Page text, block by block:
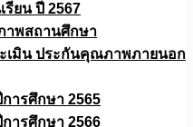
รียน ปี 2567
าพสถานศึกษา
เมิน ประกันคุณภาพภายนอก
การศึกษา 2565
การศึกษา 2566